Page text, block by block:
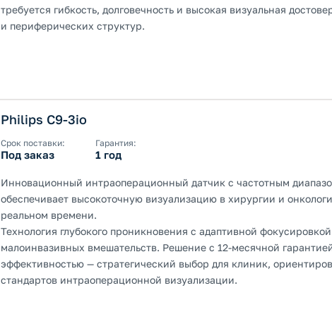
требуется гибкость, долговечность и высокая визуальная
и периферических структур.
Philips С9-3io
Срок поставки:
Под заказ
Гарантия:
1 год
Инновационный интраоперационный датчик с частотным
обеспечивает высокоточную визуализацию в хирургии и
реальном времени.
Технология глубокого проникновения с адаптивной
малоинвазивных вмешательств. Решение с 12-месячной
эффективностью — стратегический выбор для клиник,
стандартов интраоперационной визуализации.